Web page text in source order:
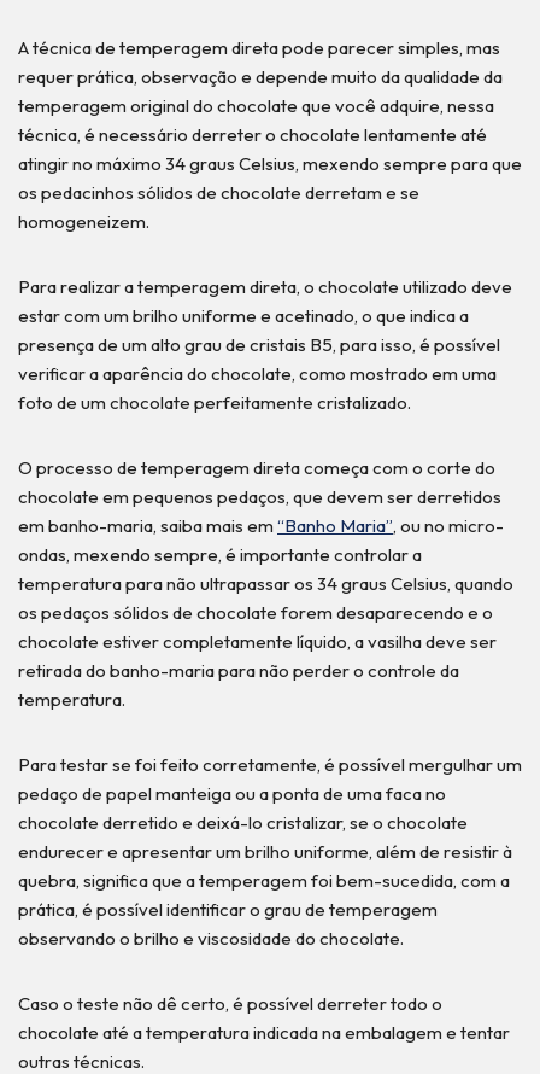
A técnica de temperagem direta pode parecer simples, mas
requer prática, observação e depende muito da qualidade da
temperagem original do chocolate que você adquire, nessa
técnica, é necessário derreter o chocolate lentamente até
atingir no máximo 34 graus Celsius, mexendo sempre para que
os pedacinhos sólidos de chocolate derretam e se
homogeneizem.
Para realizar a temperagem direta, o chocolate utilizado deve
estar com um brilho uniforme e acetinado, o que indica a
presença de um alto grau de cristais B5, para isso, é possível
verificar a aparência do chocolate, como mostrado em uma
foto de um chocolate perfeitamente cristalizado.
O processo de temperagem direta começa com o corte do
chocolate em pequenos pedaços, que devem ser derretidos
em banho-maria, saiba mais em “Banho Maria”, ou no micro-
ondas, mexendo sempre, é importante controlar a
temperatura para não ultrapassar os 34 graus Celsius, quando
os pedaços sólidos de chocolate forem desaparecendo e o
chocolate estiver completamente líquido, a vasilha deve ser
retirada do banho-maria para não perder o controle da
temperatura.
Para testar se foi feito corretamente, é possível mergulhar um
pedaço de papel manteiga ou a ponta de uma faca no
chocolate derretido e deixá-lo cristalizar, se o chocolate
endurecer e apresentar um brilho uniforme, além de resistir à
quebra, significa que a temperagem foi bem-sucedida, com a
prática, é possível identificar o grau de temperagem
observando o brilho e viscosidade do chocolate.
Caso o teste não dê certo, é possível derreter todo o
chocolate até a temperatura indicada na embalagem e tentar
outras técnicas.